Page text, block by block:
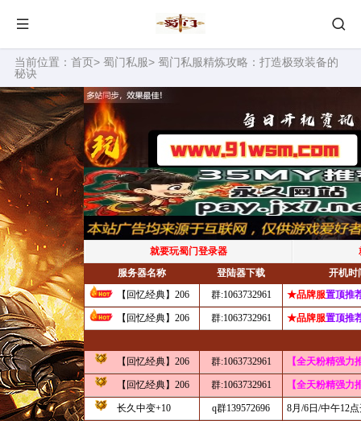
当前位置： 首页> 蜀门私服> 蜀门私服精炼攻略：打造极致装备的
秘诀